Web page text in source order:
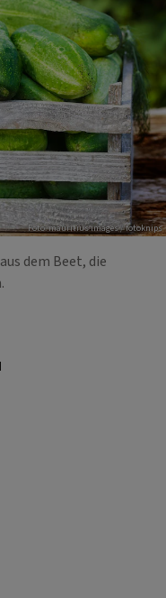
Foto: mauritius images / fotoknips
dem Beet, die